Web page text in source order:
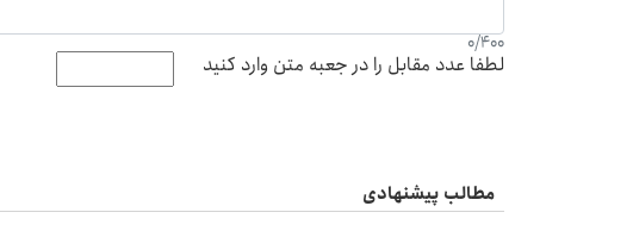
0/400
لطفا عدد مقابل را در جعبه متن وارد کنید
مطالب پیشنهادی